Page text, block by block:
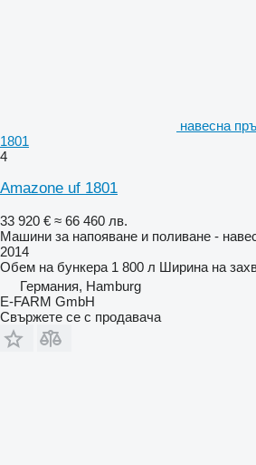
навесна
1801
4
Amazone uf 1801
33 920 € ≈ 66 460 лв.
Машини за напояване и поливане -
2014
Обем на бункера 1 800 л Ширина на
Германия, Hamburg
E-FARM GmbH
Свържете се с продавача